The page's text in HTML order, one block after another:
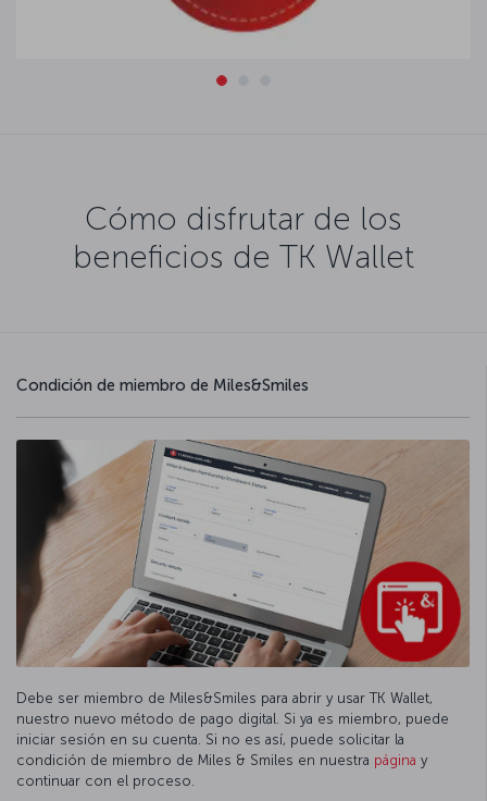
Cómo disfrutar de los
beneficios de TK Wallet
Condición de miembro de Miles&Smiles
Debe ser miembro de Miles&Smiles para abrir y usar TK Wallet,
nuestro nuevo método de pago digital. Si ya es miembro, puede
iniciar sesión en su cuenta. Si no es así, puede solicitar la
condición de miembro de Miles & Smiles en nuestra página y
continuar con el proceso.